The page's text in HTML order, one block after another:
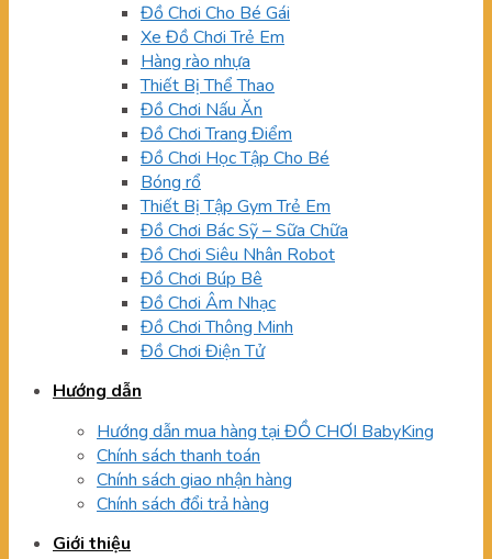
Đồ Chơi Cho Bé Gái
Xe Đồ Chơi Trẻ Em
Hàng rào nhựa
Thiết Bị Thể Thao
Đồ Chơi Nấu Ăn
Đồ Chơi Trang Điểm
Đồ Chơi Học Tập Cho Bé
Bóng rổ
Thiết Bị Tập Gym Trẻ Em
Đồ Chơi Bác Sỹ – Sữa Chữa
Đồ Chơi Siêu Nhân Robot
Đồ Chơi Búp Bê
Đồ Chơi Âm Nhạc
Đồ Chơi Thông Minh
Đồ Chơi Điện Tử
Hướng dẫn
Hướng dẫn mua hàng tại ĐỒ CHƠI BabyKing
Chính sách thanh toán
Chính sách giao nhận hàng
Chính sách đổi trả hàng
Giới thiệu